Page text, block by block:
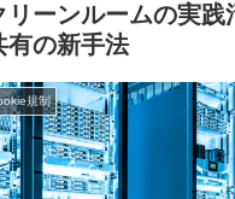
リーンルームの実践
有の新手法
規制